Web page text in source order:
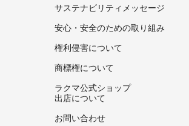
サステナビリティメッセージ
安心・安全のための取り組み
権利侵害について
商標権について
ラクマ公式ショップ
出店について
お問い合わせ